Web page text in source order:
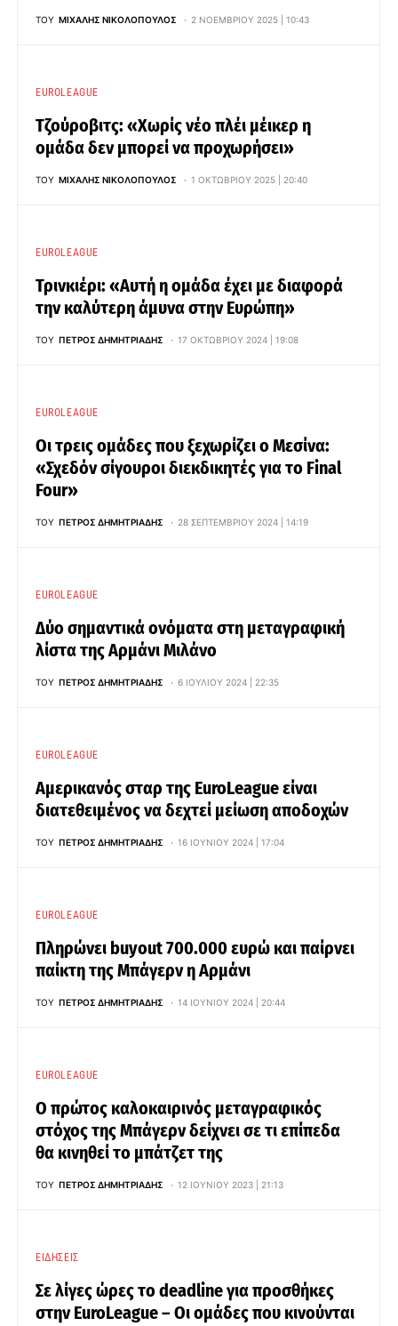
ΤΟΥ ΜΙΧΆΛΗΣ ΝΙΚΟΛΌΠΟΥΛΟΣ 2 ΝΟΕΜΒΡΊΟΥ 2025 | 10:43
EUROLEAGUE
Τζούροβιτς: «Χωρίς νέο πλέι μέικερ η
ομάδα δεν μπορεί να προχωρήσει»
ΤΟΥ ΜΙΧΆΛΗΣ ΝΙΚΟΛΌΠΟΥΛΟΣ 1 ΟΚΤΩΒΡΊΟΥ 2025 | 20:40
EUROLEAGUE
Τρινκιέρι: «Αυτή η ομάδα έχει με διαφορά
την καλύτερη άμυνα στην Ευρώπη»
ΤΟΥ ΠΈΤΡΟΣ ΔΗΜΗΤΡΙΆΔΗΣ 17 ΟΚΤΩΒΡΊΟΥ 2024 | 19:08
EUROLEAGUE
Οι τρεις ομάδες που ξεχωρίζει ο Μεσίνα:
«Σχεδόν σίγουροι διεκδικητές για το Final
Four»
ΤΟΥ ΠΈΤΡΟΣ ΔΗΜΗΤΡΙΆΔΗΣ 28 ΣΕΠΤΕΜΒΡΊΟΥ 2024 | 14:19
EUROLEAGUE
Δύο σημαντικά ονόματα στη μεταγραφική
λίστα της Αρμάνι Μιλάνο
ΤΟΥ ΠΈΤΡΟΣ ΔΗΜΗΤΡΙΆΔΗΣ 6 ΙΟΥΛΊΟΥ 2024 | 22:35
EUROLEAGUE
Αμερικανός σταρ της EuroLeague είναι
διατεθειμένος να δεχτεί μείωση αποδοχών
ΤΟΥ ΠΈΤΡΟΣ ΔΗΜΗΤΡΙΆΔΗΣ 16 ΙΟΥΝΊΟΥ 2024 | 17:04
EUROLEAGUE
Πληρώνει buyout 700.000 ευρώ και παίρνει
παίκτη της Μπάγερν η Αρμάνι
ΤΟΥ ΠΈΤΡΟΣ ΔΗΜΗΤΡΙΆΔΗΣ 14 ΙΟΥΝΊΟΥ 2024 | 20:44
EUROLEAGUE
Ο πρώτος καλοκαιρινός μεταγραφικός
στόχος της Μπάγερν δείχνει σε τι επίπεδα
θα κινηθεί το μπάτζετ της
ΤΟΥ ΠΈΤΡΟΣ ΔΗΜΗΤΡΙΆΔΗΣ 12 ΙΟΥΝΊΟΥ 2023 | 21:13
ΕΙΔΉΣΕΙΣ
Σε λίγες ώρες το deadline για προσθήκες
στην EuroLeague – Οι ομάδες που κινούνται